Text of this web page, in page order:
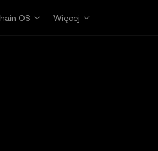
OS Więcej